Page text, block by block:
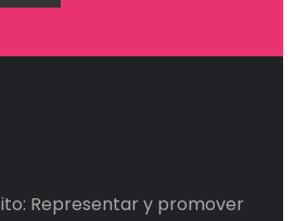
Representar y promover